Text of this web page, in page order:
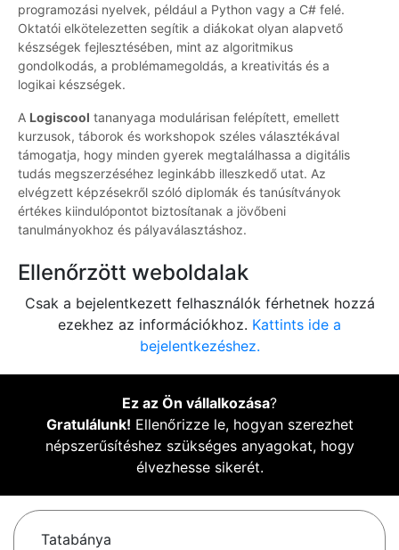
programozási nyelvek, például a Python vagy a C# felé.
Oktatói elkötelezetten segítik a diákokat olyan alapvető
készségek fejlesztésében, mint az algoritmikus
gondolkodás, a problémamegoldás, a kreativitás és a
logikai készségek.
A Logiscool tananyaga modulárisan felépített, emellett
kurzusok, táborok és workshopok széles választékával
támogatja, hogy minden gyerek megtalálhassa a digitális
tudás megszerzéséhez leginkább illeszkedő utat. Az
elvégzett képzésekről szóló diplomák és tanúsítványok
értékes kiindulópontot biztosítanak a jövőbeni
tanulmányokhoz és pályaválasztáshoz.
Ellenőrzött weboldalak
Csak a bejelentkezett felhasználók férhetnek hozzá
ezekhez az információkhoz. Kattints ide a
bejelentkezéshez.
Ez az Ön vállalkozása?
Gratulálunk! Ellenőrizze le, hogyan szerezhet
népszerűsítéshez szükséges anyagokat, hogy
élvezhesse sikerét.
Tatabánya